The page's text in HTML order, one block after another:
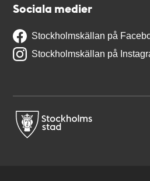
Sociala medier
Stockholmskällan på
Stockholmskällan på